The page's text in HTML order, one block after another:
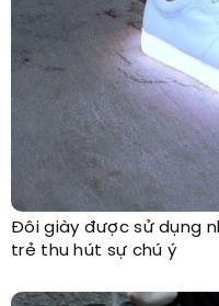
Đôi giày được sử dụng
trẻ thu hút sự chú ý